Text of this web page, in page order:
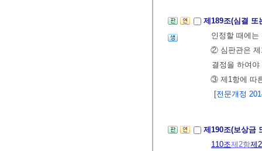
제189조(심결
인정할 때에
② 심판관은 제
결정을 하여야
③ 제1항에 따
[전문개정
제190조(보상금
110조제2항제